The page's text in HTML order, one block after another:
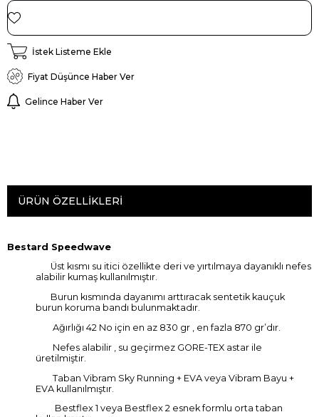
İstek Listeme Ekle
Fiyat Düşünce Haber Ver
Gelince Haber Ver
ÜRÜN ÖZELLIKLERI
Bestard Speedwave
Üst kısmı su itici özellikte deri ve yırtılmaya dayanıklı nefes
alabilir kumaş kullanılmıştır.
Burun kısmında dayanımı arttıracak sentetik kauçuk
burun koruma bandı bulunmaktadır.
Ağırlığı 42 No için en az 830 gr , en fazla 870 gr’dır.
Nefes alabilir , su geçirmez GORE-TEX astar ile
üretilmiştir.
Taban Vibram Sky Running + EVA veya Vibram Bayu +
EVA kullanılmıştır.
Bestflex 1 veya Bestflex 2 esnek formlu orta taban